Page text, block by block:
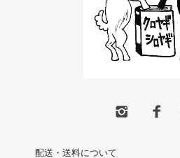
配送・送料について